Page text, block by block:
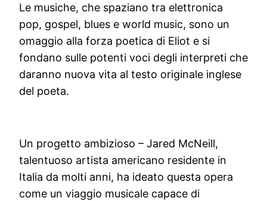
Le musiche, che spaziano tra elettronica
pop, gospel, blues e world music, sono un
omaggio alla forza poetica di Eliot e si
fondano sulle potenti voci degli interpreti che
daranno nuova vita al testo originale inglese
del poeta.
Un progetto ambizioso – Jared McNeill,
talentuoso artista americano residente in
Italia da molti anni, ha ideato questa opera
come un viaggio musicale capace di